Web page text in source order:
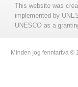
This website was
implemented by
UNESCO as a
Minden jog fenntartva ©